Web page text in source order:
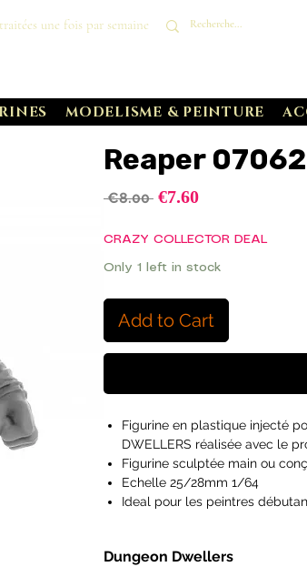
une fois par semaine
MODELISME & PEINTURE
Reaper 07062
€8.00 Regular
€7.60Sale
CRAZY COLLECTOR DEAL
Only 1 left in stock
Add to Cart
Figurine en plastique injecté
DWELLERS réalisée avec le
Figurine sculptée main ou
Echelle 25/28mm 1/64
Ideal pour les peintres
type Pathfinder, Dungeons
Dungeon Dwellers